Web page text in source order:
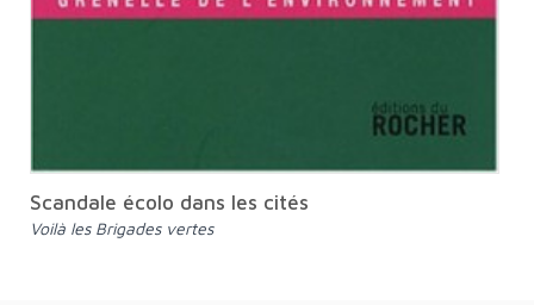
Scandale écolo dans les cités
Voilà les Brigades vertes